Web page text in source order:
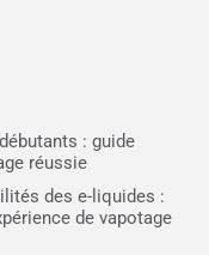
: guide
réussie
des e-liquides :
de vapotage